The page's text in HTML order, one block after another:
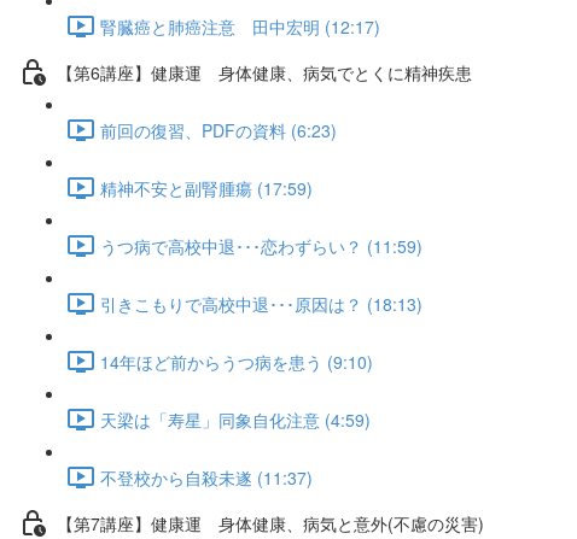
腎臓癌と肺癌注意 田中宏明 (12:17)
【第6講座】健康運 身体健康、病気でとくに精神疾患
前回の復習、PDFの資料 (6:23)
精神不安と副腎腫瘍 (17:59)
うつ病で高校中退･･･恋わずらい？ (11:59)
引きこもりで高校中退･･･原因は？ (18:13)
14年ほど前からうつ病を患う (9:10)
天梁は「寿星」同象自化注意 (4:59)
不登校から自殺未遂 (11:37)
【第7講座】健康運 身体健康、病気と意外(不慮の災害)